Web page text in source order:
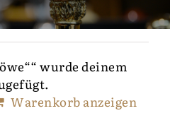
wurde deinem
Warenkorb anzeigen